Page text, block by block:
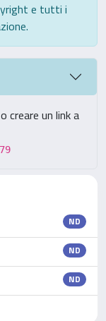
e tutti i
creare un link a
ND
ND
ND